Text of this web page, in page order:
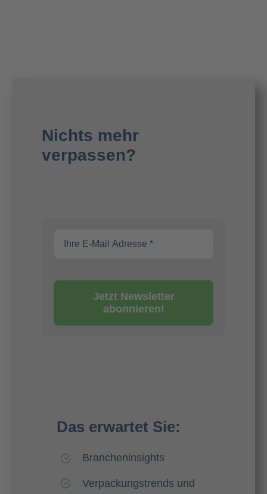
Nichts mehr
verpassen?
Jetzt Newsletter
abonnieren!
Das erwartet Sie:
Brancheninsights
Verpackungstrends und